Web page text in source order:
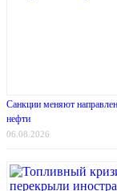
Санкции меняют
нефти
06.08.2026